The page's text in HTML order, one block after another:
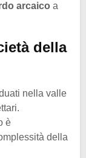
arcaico a
della
nella valle
è
della